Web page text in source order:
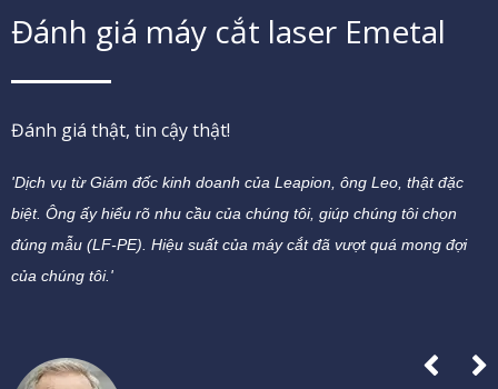
Đánh giá máy cắt laser Emetal
Đánh giá thật, tin cậy thật!
'Dịch vụ từ Giám đốc kinh doanh của Leapion, ông Leo, thật đặc
biệt. Ông ấy hiểu rõ nhu cầu của chúng tôi, giúp chúng tôi chọn
đúng mẫu (LF-PE). Hiệu suất của máy cắt đã vượt quá mong đợi
của chúng tôi.'